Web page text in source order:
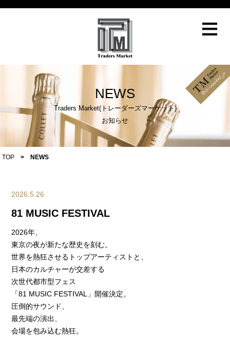
≡
NEWS
Traders Market(トレーダーズマーケット)
お知らせ
TOP > NEWS
2026.5.26
81 MUSIC FESTIVAL
2026年、
東京の夜が新たな歴史を刻む。
世界を熱狂させるトップアーティストと、
日本のカルチャーが交差する
次世代都市型フェス
「81 MUSIC FESTIVAL」開催決定。
圧倒的サウンド、
最先端の演出、
会場を包み込む熱狂。